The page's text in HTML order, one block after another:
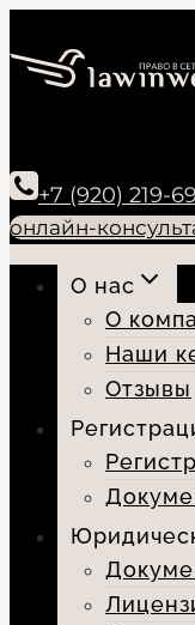
к
содержимому
+7 (920) 219-
онлайн-
О нас
О
Наши
Отзывы